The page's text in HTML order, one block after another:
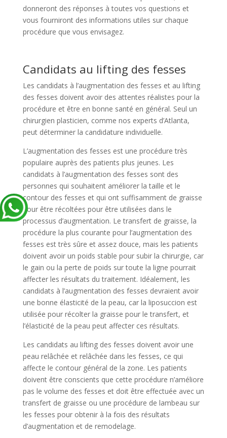
donneront des réponses à toutes vos questions et
vous fourniront des informations utiles sur chaque
procédure que vous envisagez.
Candidats au lifting des fesses
Les candidats à l’augmentation des fesses et au lifting
des fesses doivent avoir des attentes réalistes pour la
procédure et être en bonne santé en général. Seul un
chirurgien plasticien, comme nos experts d’Atlanta,
peut déterminer la candidature individuelle.
L’augmentation des fesses est une procédure très
populaire auprès des patients plus jeunes. Les
candidats à l’augmentation des fesses sont des
personnes qui souhaitent améliorer la taille et le
contour des fesses et qui ont suffisamment de graisse
pour être récoltées pour être utilisées dans le
processus d’augmentation. Le transfert de graisse, la
procédure la plus courante pour l’augmentation des
fesses est très sûre et assez douce, mais les patients
doivent avoir un poids stable pour subir la chirurgie, car
le gain ou la perte de poids sur toute la ligne pourrait
affecter les résultats du traitement. Idéalement, les
candidats à l’augmentation des fesses devraient avoir
une bonne élasticité de la peau, car la liposuccion est
utilisée pour récolter la graisse pour le transfert, et
l’élasticité de la peau peut affecter ces résultats.
Les candidats au lifting des fesses doivent avoir une
peau relâchée et relâchée dans les fesses, ce qui
affecte le contour général de la zone. Les patients
doivent être conscients que cette procédure n’améliore
pas le volume des fesses et doit être effectuée avec un
transfert de graisse ou une procédure de lambeau sur
les fesses pour obtenir à la fois des résultats
d’augmentation et de remodelage.